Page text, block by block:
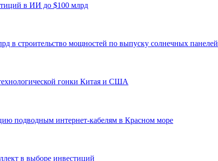
в ИИ до $100 млрд
в строительство мощностей по выпуску солнечных панелей
гонки Китая и США
подводным интернет-кабелям в Красном море
в выборе инвестиций